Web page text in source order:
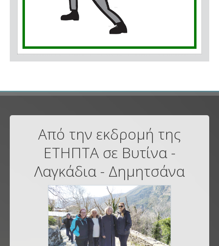
Από την εκδρομή της
ΕΤΗΠΤΑ σε Βυτίνα -
Λαγκάδια - Δημητσάνα